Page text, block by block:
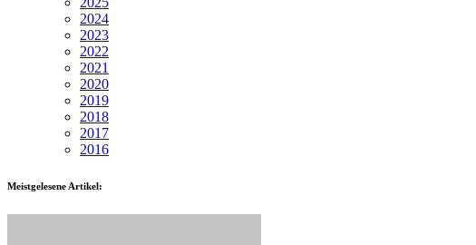
2024
2023
2022
2021
2020
2019
2018
2017
2016
Meistgelesene Artikel: